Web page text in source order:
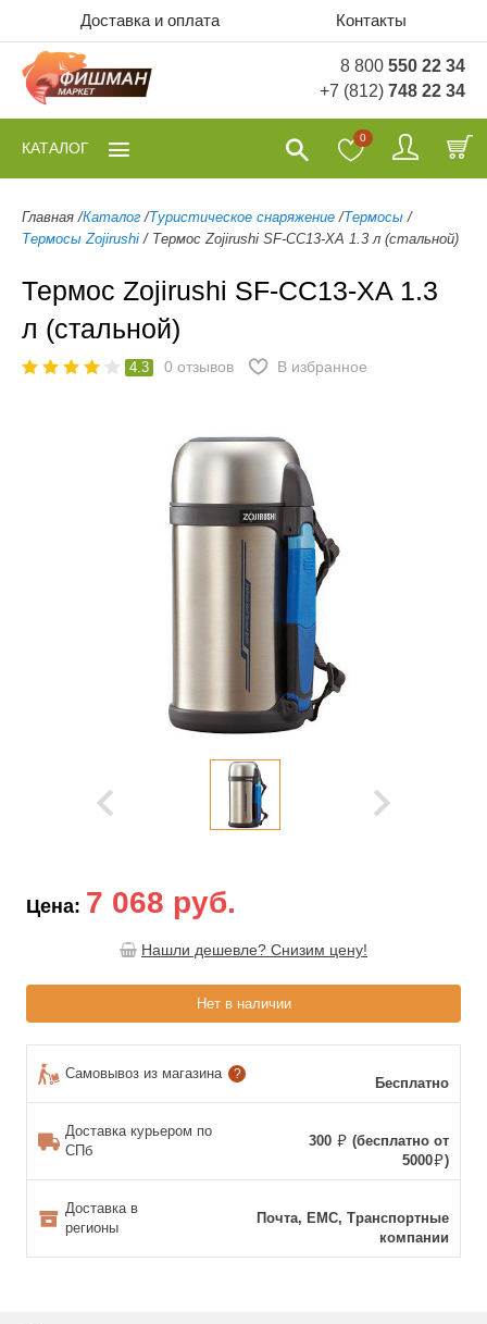
Доставка и оплата Контакты
8 800 550 22 34
+7 (812) 748 22 34
0
КАТАЛОГ
Главная /Каталог /Туристическое снаряжение /Термосы /
Термосы Zojirushi / Термос Zojirushi SF-CC13-XA 1.3 л (стальной)
Термос Zojirushi SF-CC13-XA 1.3
л (стальной)
4.3 0 отзывов В избранное
Цена: 7 068 руб.
Нашли дешевле? Снизим цену!
Нет в наличии
Самовывоз из магазина ?
Бесплатно
Доставка курьером по
СПб
300
(бесплатно от
5000
)
Доставка в
регионы
Почта, ЕМС, Транспортные
компании